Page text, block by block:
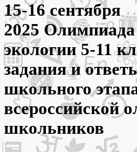
15-16 сентября
2025
экологии 5-11
задания и
школьного
всероссийской
школьников